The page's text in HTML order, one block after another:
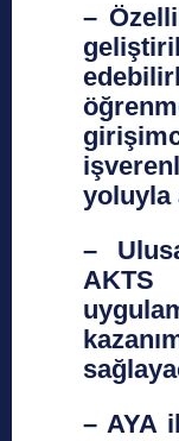
–
yoluyla
–
– AYA